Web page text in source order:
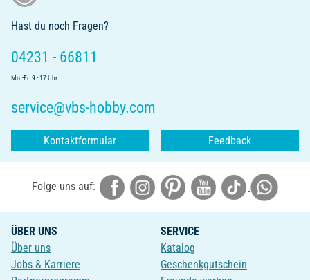
Hast du noch Fragen?
04231 - 66811
Mo.-Fr. 9 - 17 Uhr
service@vbs-hobby.com
Kontaktformular Feedback
Folge uns auf:
ÜBER UNS
Über uns
Jobs & Karriere
SERVICE
Katalog
Geschenkgutschein